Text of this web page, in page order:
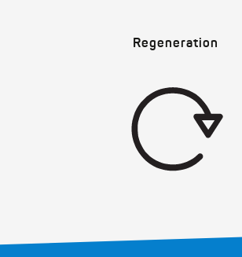
Regeneration